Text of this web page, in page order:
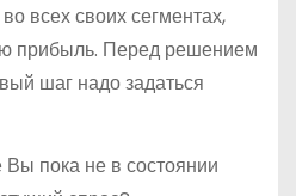
всех своих сегментах,
прибыль. Перед решением
шаг надо задаться
пока не в состоянии